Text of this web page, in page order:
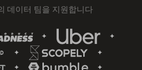
데이터 팀을 지원합니다